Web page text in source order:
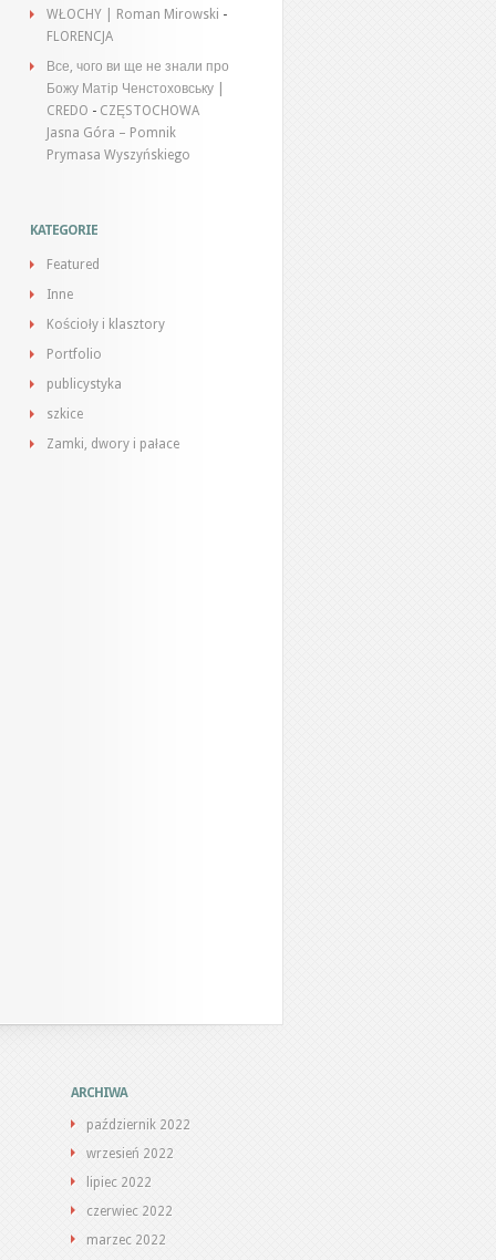
WŁOCHY | Roman Mirowski -
FLORENCJA
Все, чого ви ще не знали про
Божу Матір Ченстоховську |
CREDO - CZĘSTOCHOWA
Jasna Góra – Pomnik
Prymasa Wyszyńskiego
KATEGORIE
Featured
Inne
Kościoły i klasztory
Portfolio
publicystyka
szkice
Zamki, dwory i pałace
ARCHIWA
październik 2022
wrzesień 2022
lipiec 2022
czerwiec 2022
marzec 2022